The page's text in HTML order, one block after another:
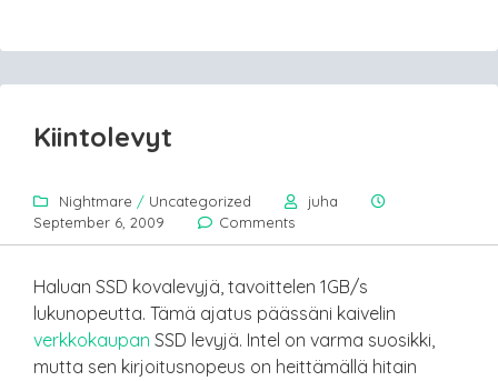
Kiintolevyt
Nightmare / Uncategorized
juha
September 6, 2009
Comments
Haluan SSD kovalevyjä, tavoittelen 1GB/s
lukunopeutta. Tämä ajatus päässäni kaivelin
verkkokaupan SSD levyjä. Intel on varma suosikki,
mutta sen kirjoitusnopeus on heittämällä hitain